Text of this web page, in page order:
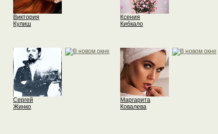
Виктория
Кулиш
Ксения
Кибкало
Сергей
Жинко
Маргарита
Ковалева